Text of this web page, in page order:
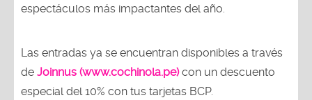
espectáculos más impactantes del año.
Las entradas ya se encuentran disponibles a través
de Joinnus (www.cochinola.pe)con un descuento
especial del 10% con tus tarjetas BCP.